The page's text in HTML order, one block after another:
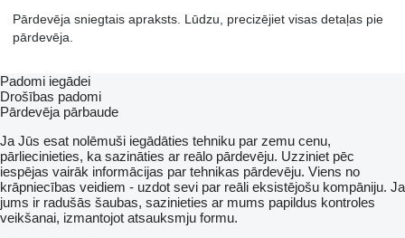
Pārdevēja sniegtais apraksts. Lūdzu, precizējiet visas detaļas pie
pārdevēja.
Padomi iegādei
Drošības padomi
Pārdevēja pārbaude
Ja Jūs esat nolēmuši iegādāties tehniku par zemu cenu,
pārliecinieties, ka sazināties ar reālo pārdevēju. Uzziniet pēc
iespējas vairāk informācijas par tehnikas pārdevēju. Viens no
krāpniecības veidiem - uzdot sevi par reāli eksistējošu kompāniju. Ja
jums ir radušās šaubas, sazinieties ar mums papildus kontroles
veikšanai, izmantojot atsauksmju formu.